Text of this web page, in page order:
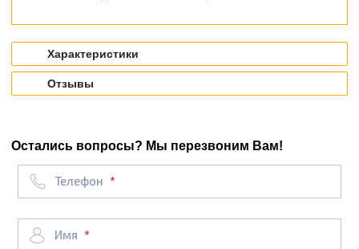
Характеристики
Отзывы
Остались вопросы? Мы перезвоним Вам!
Телефон
Имя